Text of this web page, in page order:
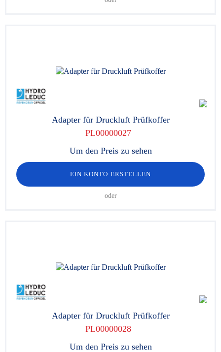
Adapter für Druckluft Prüfkoffer
PL00000027
Um den Preis zu sehen
EIN KONTO ERSTELLEN
oder
Adapter für Druckluft Prüfkoffer
PL00000028
Um den Preis zu sehen